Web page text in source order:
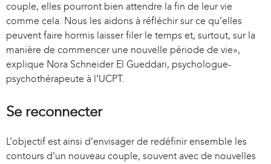
couple, elles pourront bien attendre la fin de leur vie
comme cela. Nous les aidons à réfléchir sur ce qu’elles
peuvent faire hormis laisser filer le temps et, surtout, sur la
manière de commencer une nouvelle période de vie»,
explique Nora Schneider El Gueddari, psychologue-
psychothérapeute à l’UCPT.
Se reconnecter
L’objectif est ainsi d’envisager de redéfinir ensemble les
contours d’un nouveau couple, souvent avec de nouvelles